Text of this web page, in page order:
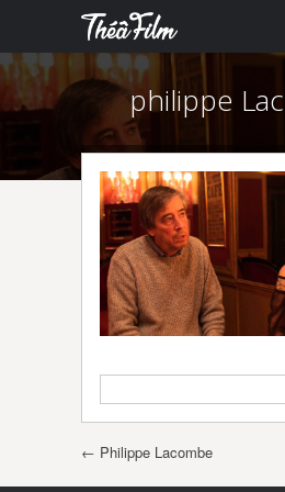
philippe
Post navigation
← Philippe Lacombe